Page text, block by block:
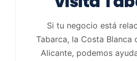
Si tu negocio está
Tabarca, la Costa Blanca
Alicante, podemos